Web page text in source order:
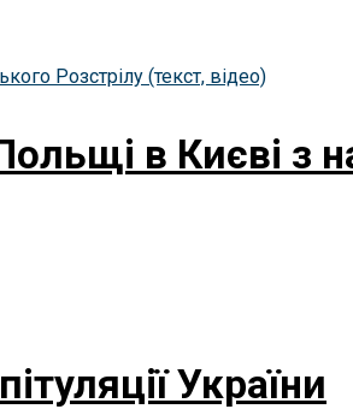
в Києві з
України